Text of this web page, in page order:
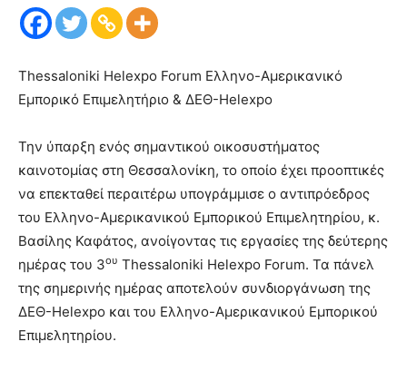
Thessaloniki Helexpo Forum Ελληνο-Αμερικανικό
Εμπορικό Επιμελητήριο & ΔΕΘ-Helexpo
Την ύπαρξη ενός σημαντικού οικοσυστήματος
καινοτομίας στη Θεσσαλονίκη, το οποίο έχει προοπτικές
να επεκταθεί περαιτέρω υπογράμμισε ο αντιπρόεδρος
του Ελληνο-Αμερικανικού Εμπορικού Επιμελητηρίου, κ.
Βασίλης Καφάτος, ανοίγοντας τις εργασίες της δεύτερης
ημέρας του 3ου Thessaloniki Helexpo Forum. Τα πάνελ
της σημερινής ημέρας αποτελούν συνδιοργάνωση της
ΔΕΘ-Helexpo και του Ελληνο-Αμερικανικού Εμπορικού
Επιμελητηρίου.